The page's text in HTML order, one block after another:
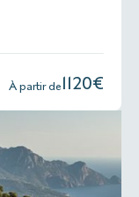
À partir de 1120€